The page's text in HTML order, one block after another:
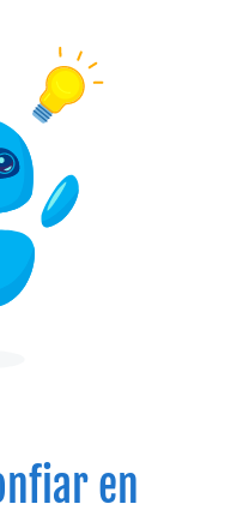
en